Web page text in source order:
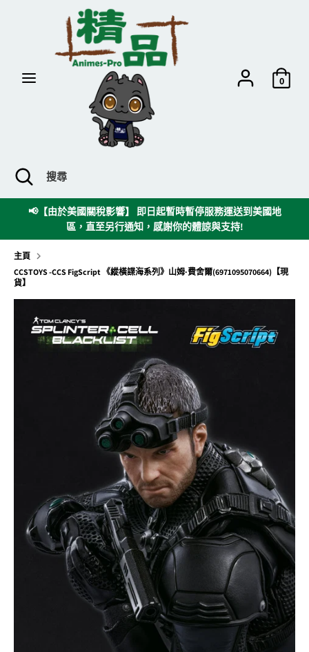
0
尋
搜
尋
關
閉
搜
送到美國地
🌸經由網店下單之現貨貨品將會按照訂單順序安排出
間約需7個工作天，請見諒 。 🌸
主頁
CCSTOYS -CCS FigScript 《縱橫諜海系列》山姆·費舍爾(6971095070664)【現
貨】